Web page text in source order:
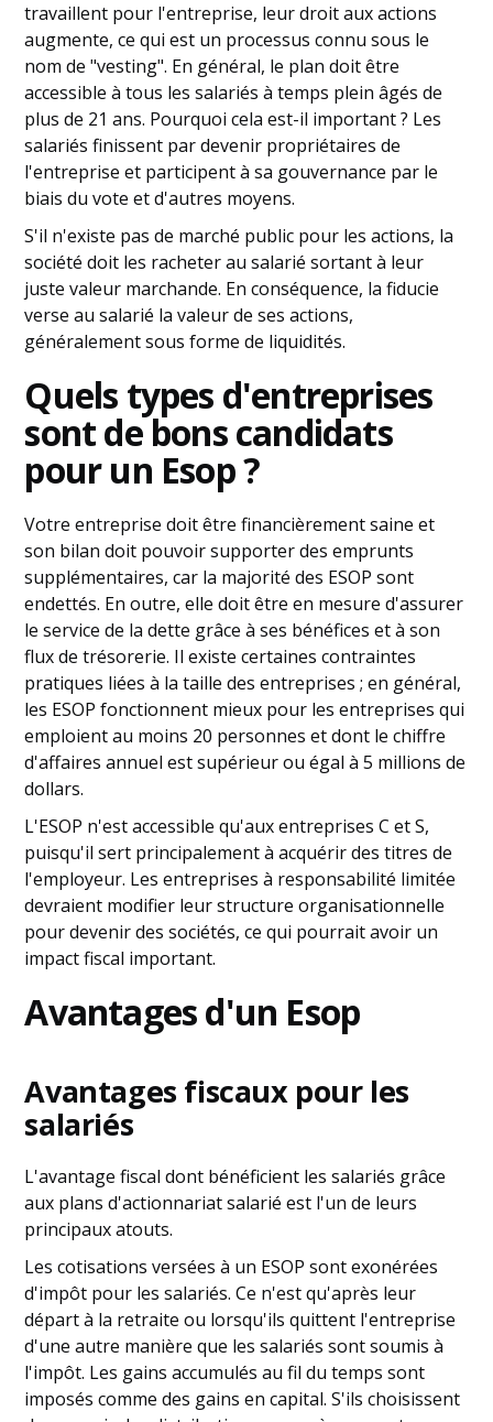
travaillent pour l'entreprise, leur droit aux actions
augmente, ce qui est un processus connu sous le
nom de "vesting". En général, le plan doit être
accessible à tous les salariés à temps plein âgés de
plus de 21 ans. Pourquoi cela est-il important ? Les
salariés finissent par devenir propriétaires de
l'entreprise et participent à sa gouvernance par le
biais du vote et d'autres moyens.
S'il n'existe pas de marché public pour les actions, la
société doit les racheter au salarié sortant à leur
juste valeur marchande. En conséquence, la fiducie
verse au salarié la valeur de ses actions,
généralement sous forme de liquidités.
Quels types d'entreprises
sont de bons candidats
pour un Esop ?
Votre entreprise doit être financièrement saine et
son bilan doit pouvoir supporter des emprunts
supplémentaires, car la majorité des ESOP sont
endettés. En outre, elle doit être en mesure d'assurer
le service de la dette grâce à ses bénéfices et à son
flux de trésorerie. Il existe certaines contraintes
pratiques liées à la taille des entreprises ; en général,
les ESOP fonctionnent mieux pour les entreprises qui
emploient au moins 20 personnes et dont le chiffre
d'affaires annuel est supérieur ou égal à 5 millions de
dollars.
L'ESOP n'est accessible qu'aux entreprises C et S,
puisqu'il sert principalement à acquérir des titres de
l'employeur. Les entreprises à responsabilité limitée
devraient modifier leur structure organisationnelle
pour devenir des sociétés, ce qui pourrait avoir un
impact fiscal important.
Avantages d'un Esop
Avantages fiscaux pour les
salariés
L'avantage fiscal dont bénéficient les salariés grâce
aux plans d'actionnariat salarié est l'un de leurs
principaux atouts.
Les cotisations versées à un ESOP sont exonérées
d'impôt pour les salariés. Ce n'est qu'après leur
départ à la retraite ou lorsqu'ils quittent l'entreprise
d'une autre manière que les salariés sont soumis à
l'impôt. Les gains accumulés au fil du temps sont
imposés comme des gains en capital. S'ils choisissent